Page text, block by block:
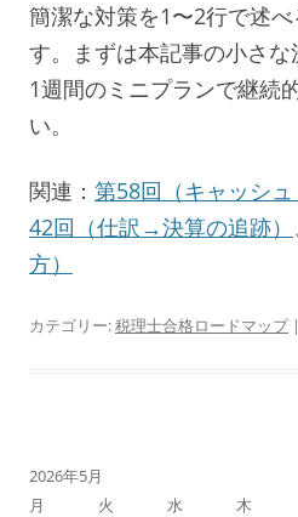
簡潔な対策を1〜2行で述
す。まずは本記事の小さな
1週間のミニプランで継続
い。
関連： 第58回（キャッシュ
42回（仕訳→決算の追跡）
方）
カテゴリー:税理士合格ロードマップ|
2026年5月
月
火 水 木